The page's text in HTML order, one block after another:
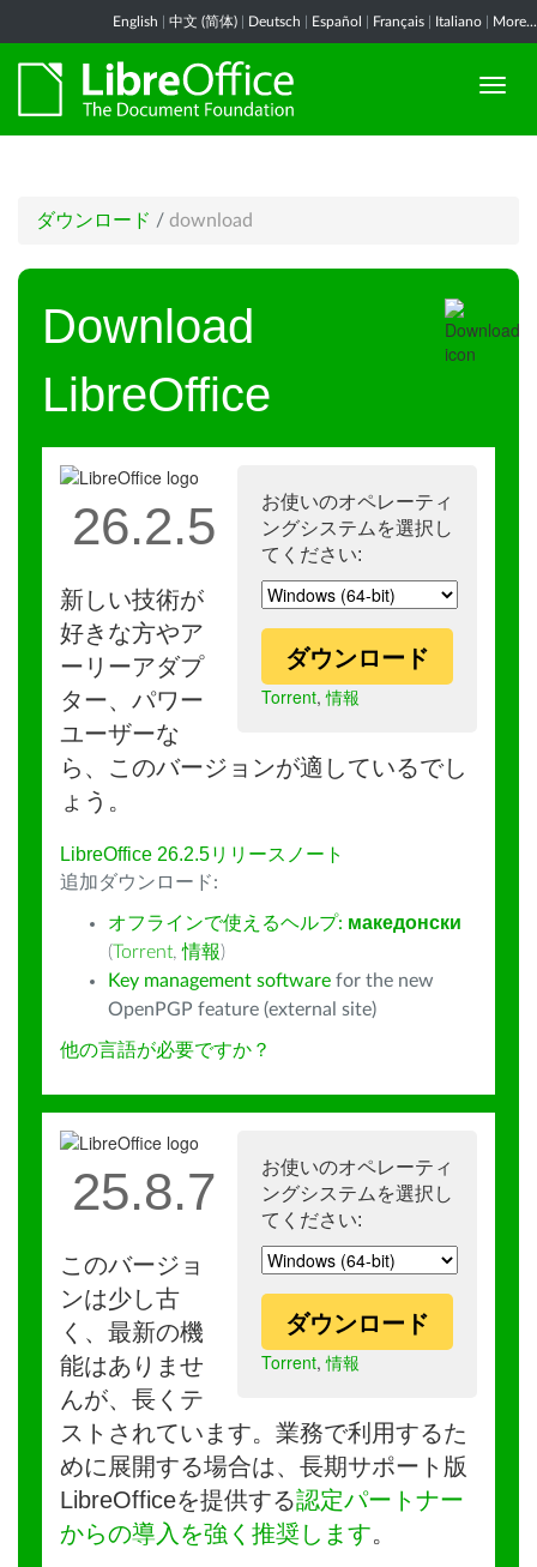
English 中文 (简体) Deutsch Español Français Italiano More...
ダウンロード / download
Download
LibreOffice
お使いのオペレーティ
ングシステムを選択し
てください:
ダウンロード
Torrent,情報
26.2.5
新しい技術が
好きな方やア
ーリーアダプ
ター、パワー
ユーザーな
ら、このバージョンが適しているでし
ょう。
LibreOffice 26.2.5リリースノート
追加ダウンロード:
オフラインで使えるヘルプ: македонски
(Torrent,情報)
Key management software for the new
OpenPGP feature (external site)
他の言語が必要ですか？
お使いのオペレーティ
ングシステムを選択し
てください:
ダウンロード
Torrent,情報
25.8.7
このバージョ
ンは少し古
く、最新の機
能はありませ
んが、長くテ
ストされています。業務で利用するた
めに展開する場合は、長期サポート版
LibreOfficeを提供する認定パートナー
からの導入を強く推奨します。